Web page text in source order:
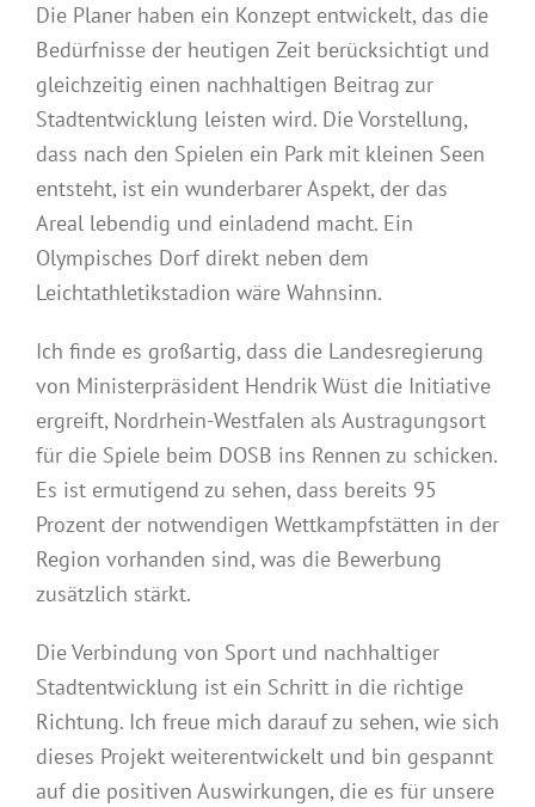
Die Planer haben ein Konzept entwickelt, das die
Bedürfnisse der heutigen Zeit berücksichtigt und
gleichzeitig einen nachhaltigen Beitrag zur
Stadtentwicklung leisten wird. Die Vorstellung,
dass nach den Spielen ein Park mit kleinen Seen
entsteht, ist ein wunderbarer Aspekt, der das
Areal lebendig und einladend macht. Ein
Olympisches Dorf direkt neben dem
Leichtathletikstadion wäre Wahnsinn.
Ich finde es großartig, dass die Landesregierung
von Ministerpräsident Hendrik Wüst die Initiative
ergreift, Nordrhein-Westfalen als Austragungsort
für die Spiele beim DOSB ins Rennen zu schicken.
Es ist ermutigend zu sehen, dass bereits 95
Prozent der notwendigen Wettkampfstätten in der
Region vorhanden sind, was die Bewerbung
zusätzlich stärkt.
Die Verbindung von Sport und nachhaltiger
Stadtentwicklung ist ein Schritt in die richtige
Richtung. Ich freue mich darauf zu sehen, wie sich
dieses Projekt weiterentwickelt und bin gespannt
auf die positiven Auswirkungen, die es für unsere